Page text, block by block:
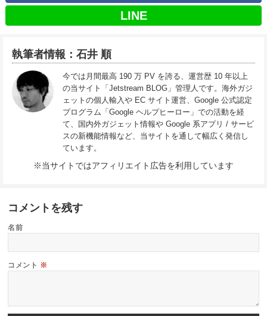
LINE
執筆者情報：石井 順
今では月間最高 190 万 PV を誇る、運営歴 10 年以上
の当サイト「Jetstream BLOG」管理人です。海外ガジ
ェットの個人輸入や EC サイト運営、Google 公式認定
プログラム「Google ヘルプヒーロー」での活動を経
て、国内外ガジェット情報や Google 系アプリ / サービ
スの新機能情報など、当サイトを通して幅広く発信し
ています。
※当サイトではアフィリエイト広告を利用しています
コメントを残す
名前
コメント ※